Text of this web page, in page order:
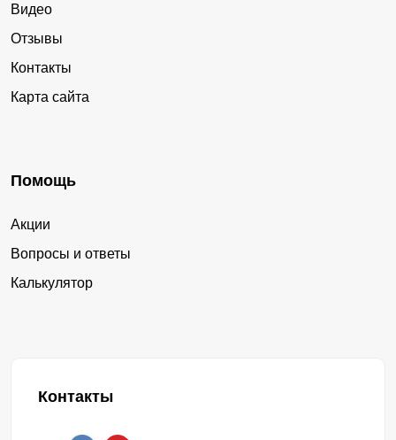
Видео
Отзывы
Контакты
Карта сайта
Помощь
Акции
Вопросы и ответы
Калькулятор
Контакты